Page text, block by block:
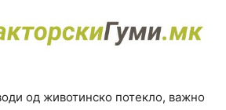
од животинско потекло, важно